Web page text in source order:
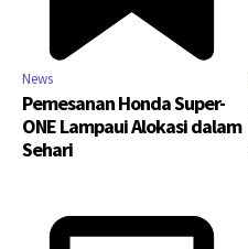
News
Pemesanan Honda Super-
ONE Lampaui Alokasi dalam
Sehari